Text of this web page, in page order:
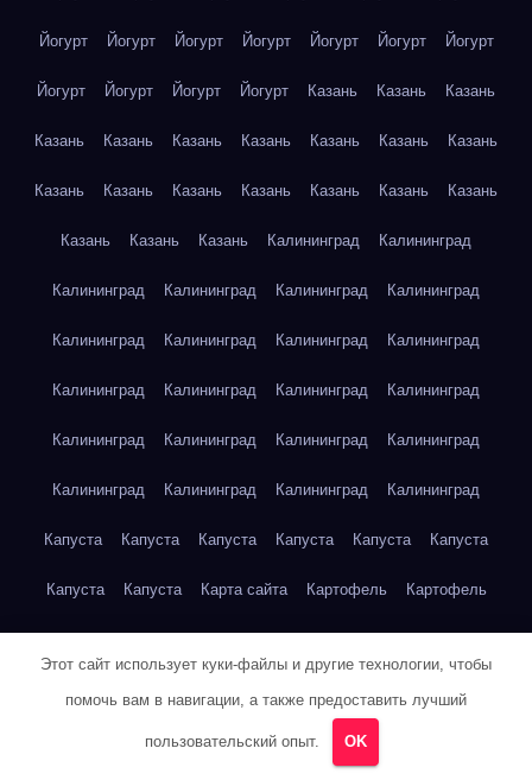
Йогурт Йогурт Йогурт Йогурт Йогурт Йогурт Йогурт
Йогурт Йогурт Йогурт Йогурт Казань Казань Казань
Казань Казань Казань Казань Казань Казань Казань
Казань Казань Казань Казань Казань Казань Казань
Казань Казань Казань Калининград Калининград
Калининград Калининград Калининград Калининград
Калининград Калининград Калининград Калининград
Калининград Калининград Калининград Калининград
Калининград Калининград Калининград Калининград
Калининград Калининград Калининград Калининград
Капуста Капуста Капуста Капуста Капуста Капуста
Капуста Капуста Карта сайта Картофель Картофель
Кейптаун
Кейптаун Кейптаун Кейптаун
Этот сайт использует куки-файлы и другие технологии, чтобы
помочь вам в навигации, а также предоставить лучший
пользовательский опыт. OK